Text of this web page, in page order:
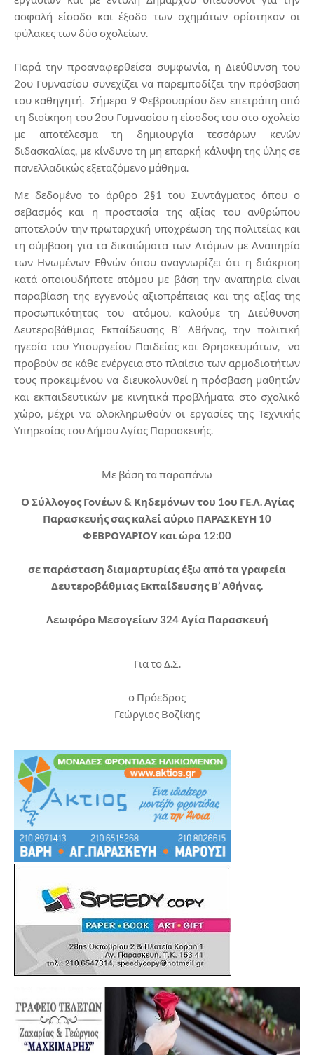
ασφαλή είσοδο και έξοδο των οχημάτων ορίστηκαν οι
φύλακες των δύο σχολείων.
Παρά την προαναφερθείσα συμφωνία, η Διεύθυνση του
2ου Γυμνασίου συνεχίζει να παρεμποδίζει την πρόσβαση
του καθηγητή. Σήμερα 9 Φεβρουαρίου δεν επετράπη από
τη διοίκηση του 2ου Γυμνασίου η είσοδος του στο σχολείο
με αποτέλεσμα τη δημιουργία τεσσάρων κενών
διδασκαλίας, με κίνδυνο τη μη επαρκή κάλυψη της ύλης σε
πανελλαδικώς εξεταζόμενο μάθημα.
Με δεδομένο το άρθρο 2§1 του Συντάγματος όπου ο
σεβασμός και η προστασία της αξίας του ανθρώπου
αποτελούν την πρωταρχική υποχρέωση της πολιτείας και
τη σύμβαση για τα δικαιώματα των Ατόμων με Αναπηρία
των Ηνωμένων Εθνών όπου αναγνωρίζει ότι η διάκριση
κατά οποιουδήποτε ατόμου με βάση την αναπηρία είναι
παραβίαση της εγγενούς αξιοπρέπειας και της αξίας της
προσωπικότητας του ατόμου, καλούμε τη Διεύθυνση
Δευτεροβάθμιας Εκπαίδευσης Β’ Αθήνας, την πολιτική
ηγεσία του Υπουργείου Παιδείας και Θρησκευμάτων, να
προβούν σε κάθε ενέργεια στο πλαίσιο των αρμοδιοτήτων
τους προκειμένου να διευκολυνθεί η πρόσβαση μαθητών
και εκπαιδευτικών με κινητικά προβλήματα στο σχολικό
χώρο, μέχρι να ολοκληρωθούν οι εργασίες της Τεχνικής
Υπηρεσίας του Δήμου Αγίας Παρασκευής.
Με βάση τα παραπάνω
Ο Σύλλογος Γονέων & Κηδεμόνων του 1ου ΓΕ.Λ. Αγίας
Παρασκευής σας καλεί αύριο ΠΑΡΑΣΚΕΥΗ 10
ΦΕΒΡΟΥΑΡΙΟΥ και ώρα 12:00
σε παράσταση διαμαρτυρίας έξω από τα γραφεία
Δευτεροβάθμιας Εκπαίδευσης Β’ Αθήνας.
Λεωφόρο Μεσογείων 324 Αγία Παρασκευή
Για το Δ.Σ.
ο Πρόεδρος
Γεώργιος Βοζίκης